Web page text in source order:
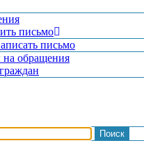
письмо
письмо
обращения